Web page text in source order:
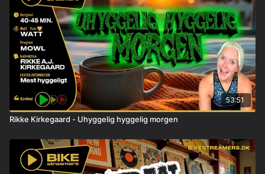
53:51
Rikke Kirkegaard - Uhyggelig hyggelig morgen